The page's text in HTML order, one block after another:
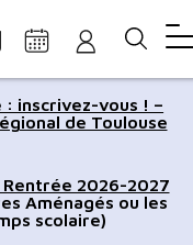
au
de
page
au
du
site
inscrivez-vous ! –
de Toulouse
2026-2027
Aménagés ou les
scolaire)